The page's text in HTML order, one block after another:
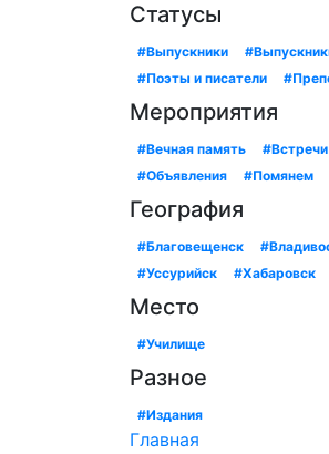
Статусы
#Выпускники
#Поэты и писатели
Мероприятия
#Вечная память
#Объявления
#Помянем
География
#Благовещенск
#Уссурийск
#Хабаровск
Место
#Училище
Разное
#Издания
Главная